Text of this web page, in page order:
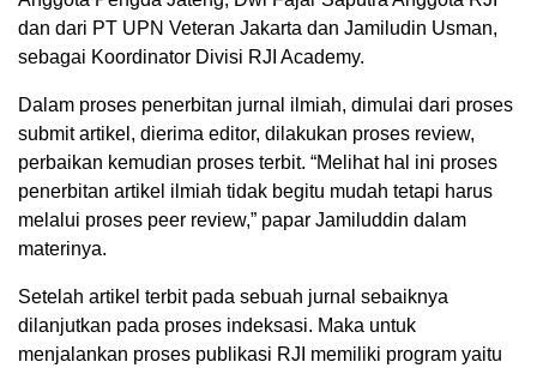
dan dari PT UPN Veteran Jakarta dan Jamiludin Usman,
sebagai Koordinator Divisi RJI Academy.
Dalam proses penerbitan jurnal ilmiah, dimulai dari proses
submit artikel, dierima editor, dilakukan proses review,
perbaikan kemudian proses terbit. “Melihat hal ini proses
penerbitan artikel ilmiah tidak begitu mudah tetapi harus
melalui proses peer review,” papar Jamiluddin dalam
materinya.
Setelah artikel terbit pada sebuah jurnal sebaiknya
dilanjutkan pada proses indeksasi. Maka untuk
menjalankan proses publikasi RJI memiliki program yaitu